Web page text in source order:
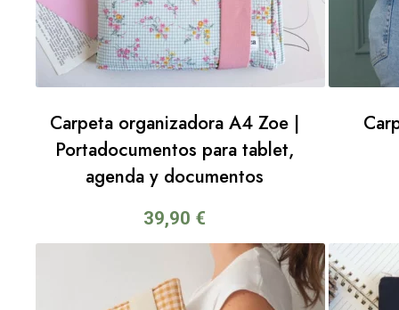
Carpeta organizadora A4 Zoe |
Portadocumentos para tablet,
agenda y documentos
39,90 €